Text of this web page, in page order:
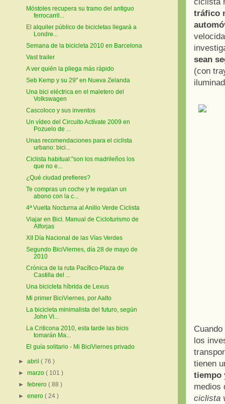
tráfico
sean
(con
los
tienen
tiempo
medios
ciclista
Móstoles recupera su tramo del antiguo
ferrocarril...
El alquiler público de bicicletas llegará a
Londre...
Semana de la bicicleta 2010 en Barcelona
Vast trailer
A ver quién la pliega más rápido
Seb Kemp y su 29" en Nueva Zelanda
Una bici eléctrica en el maletero del
Volkswagen
Cascoloco y sus inventos
Un vídeo del Circuito Actívate 2009 en
Pozuelo de ...
Unas recomendaciones para el ciclista
urbano: bici...
Ciclista habitual:"son los madrileños los
que no e...
¿Qué ciudad prefieres?
Te compras un coche y te regalan un
abono con la c...
4ª Vuelta Nocturna al Anillo Verde Ciclista
Viajar en Bici. Manual de Cicloturismo de
Alforjas
XII Día Nacional de las Vías Verdes
Segundo BiciViernes, día 28 de mayo de
2010
Crónica de la ruta Pacífico-Plaza de
Castilla del ...
Una bicicleta híbrida de Lexus
Mi primer BiciViernes, por Aalto
La bicicleta minimalista del futuro, según
John Vi...
La Criticona 2010, esta tarde las bicis
tomarán Ma...
El guía solitario - Mi BiciViernes privado
►abril( 76 )
►marzo( 101 )
►febrero( 88 )
►enero( 24 )